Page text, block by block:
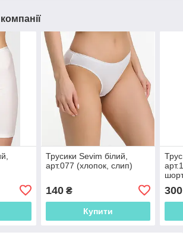
Трусики Sevim білий,
арт.077 (хлопок, слип)
140₴
Купити
300